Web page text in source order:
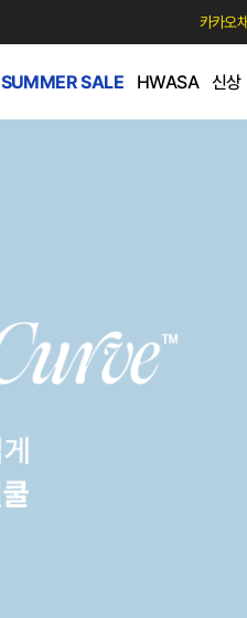
카카오
SUMMER SALE HWASA 신상